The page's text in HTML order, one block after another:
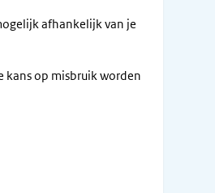
afhankelijk van je
kans op misbruik worden